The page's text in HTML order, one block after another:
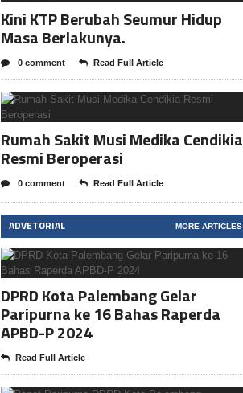
Kini KTP Berubah Seumur Hidup
Masa Berlakunya.
0 comment Read Full Article
Rumah Sakit Musi Medika Cendikia
Resmi Beroperasi
0 comment Read Full Article
ADVETORIAL MORE ARTICLES
DPRD Kota Palembang Gelar
Paripurna ke 16 Bahas Raperda
APBD-P 2024
Read Full Article